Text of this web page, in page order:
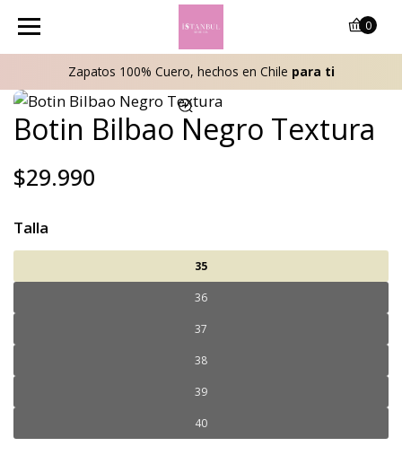
Zapatos 100% Cuero, hechos en Chile para ti
0
Botin Bilbao Negro Textura
$29.990
Talla
35
36
37
38
39
40